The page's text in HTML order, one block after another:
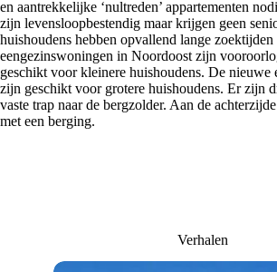
en aantrekkelijke ‘nultreden’ appartementen
zijn levensloopbestendig maar krijgen geen
huishoudens hebben opvallend lange
eengezinswoningen in Noordoost zijn
geschikt voor kleinere huishoudens. De nieuwe
zijn geschikt voor grotere huishoudens. Er zijn
vaste trap naar de bergzolder. Aan de
met een berging.
Verhalen